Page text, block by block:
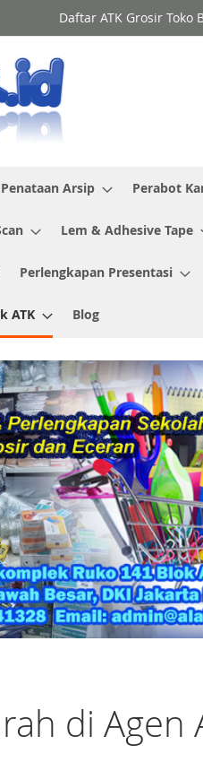
Daftar ATK Grosir
Arsip Perabot
Lem & Adhesive Tape
Perlengkapan Presentasi
ATK Blog
di Agen